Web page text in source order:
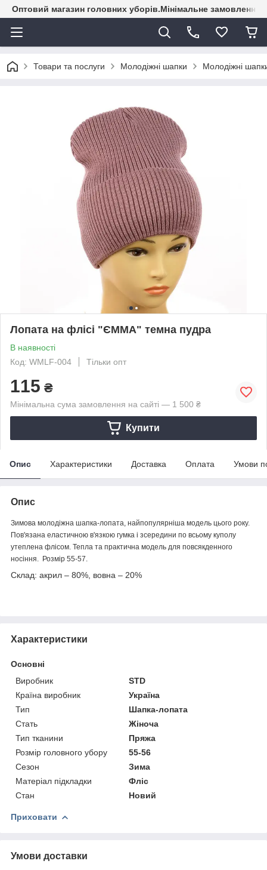
Оптовий магазин головних уборів.Мінімальне замовлення
Товари та послуги Молодіжні шапки Молодіжні
Лопата на флісі "ЄММА" темна пудра
В наявності
Код: WMLF-004
Тільки опт
115 ₴
Мінімальна сума замовлення на сайті — 1 500 ₴
Купити
Опис Характеристики Доставка Оплата Умови
Опис
Зимова молодіжна шапка-лопата, найпопулярніша модель цього року.
Пов'язана еластичною в'язкою гумка і зсередини по всьому куполу
утеплена флісом. Тепла та практична модель для повсякденного
носіння. Розмір 55-57.
Склад: акрил – 80%, вовна – 20%
Характеристики
Основні
Виробник
STD
Країна виробник
Україна
Тип
Шапка-лопата
Стать
Жіноча
Тип тканини
Пряжа
Розмір головного убору
55-56
Сезон
Зима
Матеріал підкладки
Фліс
Стан
Новий
Приховати
Умови доставки